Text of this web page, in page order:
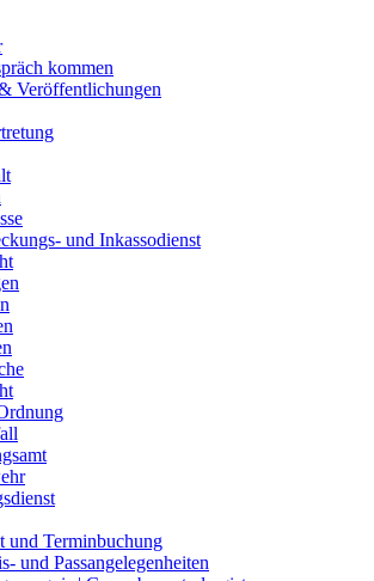
kommen
Veröffentlichungen
und Inkassodienst
und Terminbuchung
und Passangelegenheiten